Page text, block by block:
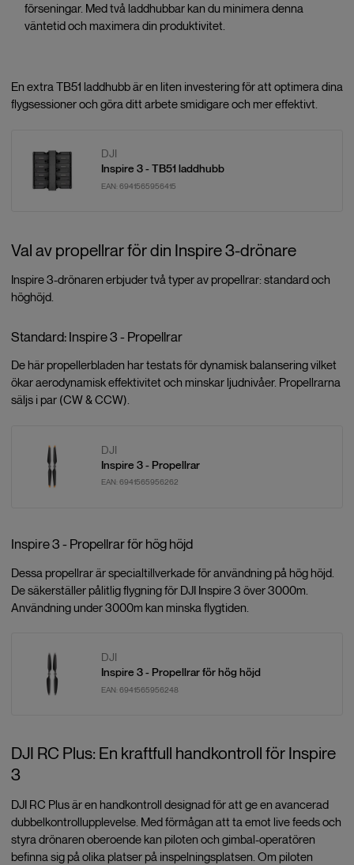
förseningar. Med två laddhubbar kan du minimera denna
väntetid och maximera din produktivitet.
En extra TB51 laddhubb är en liten investering för att optimera dina
flygsessioner och göra ditt arbete smidigare och mer effektivt.
DJI
Inspire 3 - TB51 laddhubb
EAN: 6941565956415
Val av propellrar för din Inspire 3-drönare
Inspire 3-drönaren erbjuder två typer av propellrar: standard och
höghöjd.
Standard: Inspire 3 - Propellrar
De här propellerbladen har testats för dynamisk balansering vilket
ökar aerodynamisk effektivitet och minskar ljudnivåer. Propellrarna
säljs i par (CW & CCW).
DJI
Inspire 3 - Propellrar
EAN: 6941565956262
Inspire 3 - Propellrar för hög höjd
Dessa propellrar är specialtillverkade för användning på hög höjd.
De säkerställer pålitlig flygning för DJI Inspire 3 över 3000m.
Användning under 3000m kan minska flygtiden.
DJI
Inspire 3 - Propellrar för hög höjd
EAN: 6941565956248
DJI RC Plus: En kraftfull handkontroll för Inspire
3
DJI RC Plus är en handkontroll designad för att ge en avancerad
dubbelkontrollupplevelse. Med förmågan att ta emot live feeds och
styra drönaren oberoende kan piloten och gimbal-operatören
befinna sig på olika platser på inspelningsplatsen. Om piloten